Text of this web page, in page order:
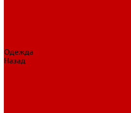
Одежда
Назад